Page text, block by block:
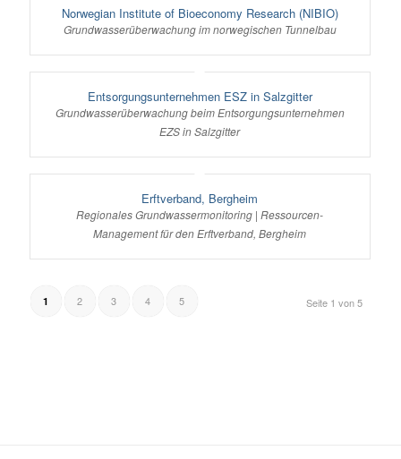
Norwegian Institute of Bioeconomy Research (NIBIO)
Grundwasserüberwachung im norwegischen Tunnelbau
Entsorgungsunternehmen ESZ in Salzgitter
Grundwasserüberwachung beim Entsorgungsunternehmen
EZS in Salzgitter
Erftverband, Bergheim
Regionales Grundwassermonitoring | Ressourcen-
Management für den Erftverband, Bergheim
Seite 1 von 5
1 2 3 4 5